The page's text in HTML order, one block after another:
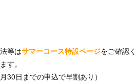
等はサマーコース特設ページをご確認
す。
30日までの申込で早割あり）